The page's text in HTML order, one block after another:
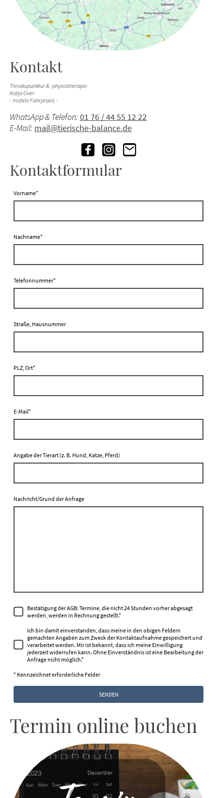
Kontakt
Tierakupunktur & -physiotherapie
Katja Over
- mobile Fahrpraxis -
WhatsApp & Telefon: 01 76 / 44 55 12 22
E-Mail: mail@tierische-balance.de
Kontaktformular
Vorname*
Nachname*
Telefonnummer*
Straße, Hausnummer
PLZ, Ort*
E-Mail*
Angabe der Tierart (z. B. Hund, Katze, Pferd)
Nachricht/Grund der Anfrage
Bestätigung der AGB: Termine, die nicht 24 Stunden vorher abgesagt
werden, werden in Rechnung gestellt.*
Ich bin damit einverstanden, dass meine in den obigen Feldern
gemachten Angaben zum Zweck der Kontaktaufnahme gespeichert und
verarbeitet werden. Mir ist bekannt, dass ich meine Einwilligung
jederzeit widerrufen kann. Ohne Einverständnis ist eine Bearbeitung der
Anfrage nicht möglich.*
* Kennzeichnet erforderliche Felder
SENDEN
Termin online buchen